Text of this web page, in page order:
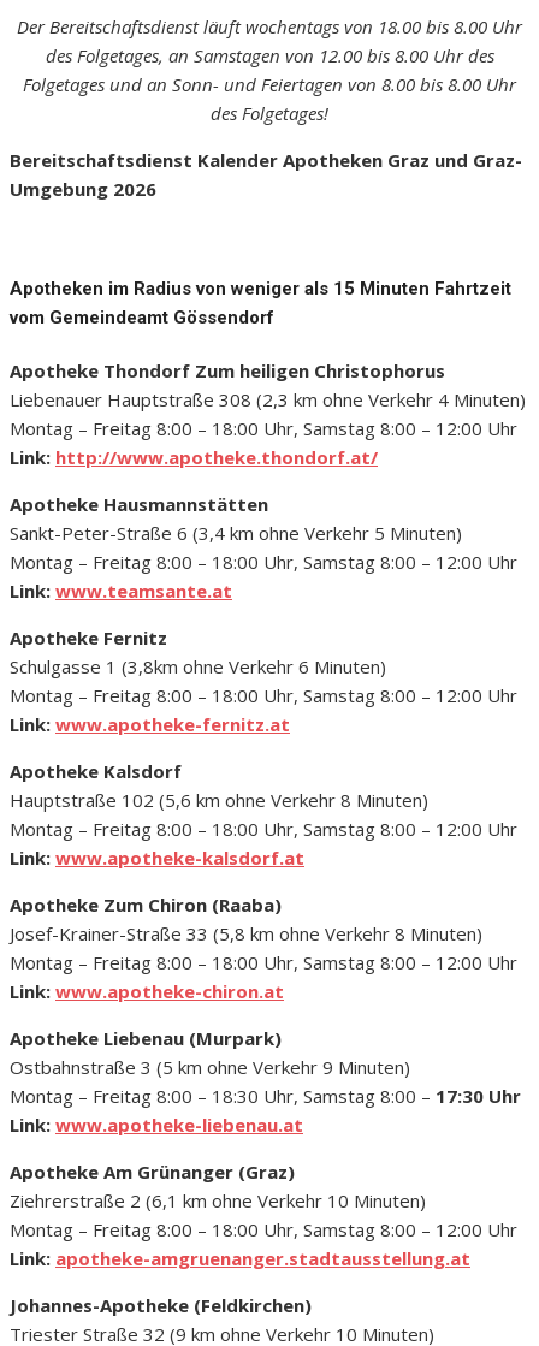
Der Bereitschaftsdienst läuft wochentags von 18.00 bis 8.00 Uhr
des Folgetages, an Samstagen von 12.00 bis 8.00 Uhr des
Folgetages und an Sonn- und Feiertagen von 8.00 bis 8.00 Uhr
des Folgetages!
Bereitschaftsdienst Kalender Apotheken Graz und Graz-
Umgebung 2026
Apotheken im Radius von weniger als 15 Minuten Fahrtzeit
vom Gemeindeamt Gössendorf
Apotheke Thondorf Zum heiligen Christophorus
Liebenauer Hauptstraße 308 (2,3 km ohne Verkehr 4 Minuten)
Montag – Freitag 8:00 – 18:00 Uhr, Samstag 8:00 – 12:00 Uhr
Link: http://www.apotheke.thondorf.at/
Apotheke Hausmannstätten
Sankt-Peter-Straße 6 (3,4 km ohne Verkehr 5 Minuten)
Montag – Freitag 8:00 – 18:00 Uhr, Samstag 8:00 – 12:00 Uhr
Link: www.teamsante.at
Apotheke Fernitz
Schulgasse 1 (3,8km ohne Verkehr 6 Minuten)
Montag – Freitag 8:00 – 18:00 Uhr, Samstag 8:00 – 12:00 Uhr
Link: www.apotheke-fernitz.at
Apotheke Kalsdorf
Hauptstraße 102 (5,6 km ohne Verkehr 8 Minuten)
Montag – Freitag 8:00 – 18:00 Uhr, Samstag 8:00 – 12:00 Uhr
Link: www.apotheke-kalsdorf.at
Apotheke Zum Chiron (Raaba)
Josef-Krainer-Straße 33 (5,8 km ohne Verkehr 8 Minuten)
Montag – Freitag 8:00 – 18:00 Uhr, Samstag 8:00 – 12:00 Uhr
Link: www.apotheke-chiron.at
Apotheke Liebenau (Murpark)
Ostbahnstraße 3 (5 km ohne Verkehr 9 Minuten)
Montag – Freitag 8:00 – 18:30 Uhr, Samstag 8:00 – 17:30 Uhr
Link: www.apotheke-liebenau.at
Apotheke Am Grünanger (Graz)
Ziehrerstraße 2 (6,1 km ohne Verkehr 10 Minuten)
Montag – Freitag 8:00 – 18:00 Uhr, Samstag 8:00 – 12:00 Uhr
Link: apotheke-amgruenanger.stadtausstellung.at
Johannes-Apotheke (Feldkirchen)
Triester Straße 32 (9 km ohne Verkehr 10 Minuten)